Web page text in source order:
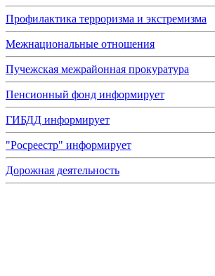
Профилактика терроризма и экстремизма
Межнациональные отношения
Пучежская межрайонная прокуратура
Пенсионный фонд информирует
ГИБДД информирует
"Росреестр" информирует
Дорожная деятельность